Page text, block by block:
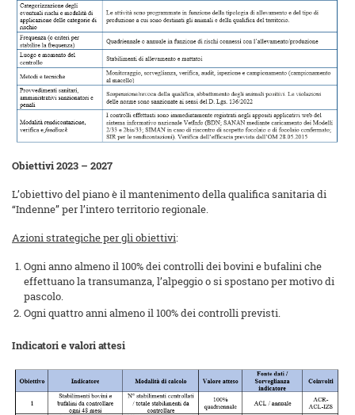
Obiettivi 2023 – 2027
L’obiettivo del piano è il mantenimento della qualifica sanitaria di
“Indenne” per l’intero territorio regionale.
Azioni strategiche per gli obiettivi:
Ogni anno almeno il 100% dei controlli dei bovini e bufalini che
effettuano la transumanza, l’alpeggio o si spostano per motivo di
pascolo.
Ogni quattro anni almeno il 100% dei controlli previsti.
Indicatori e valori attesi